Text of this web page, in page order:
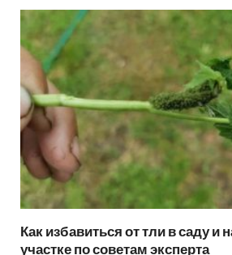
Как избавиться от тли в саду и
участке по советам эксперта